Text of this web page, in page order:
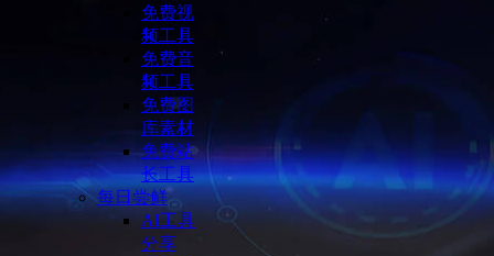
免费视
频工具
免费音
频工具
免费图
库素材
免费站
长工具
每日尝鲜
AI工具
分享